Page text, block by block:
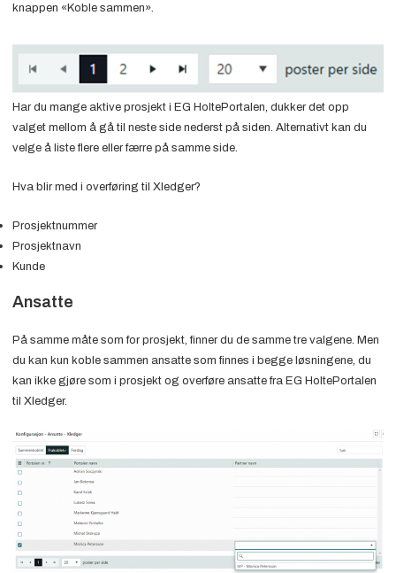
knappen «Koble sammen».
Har du mange aktive prosjekt i EG HoltePortalen, dukker det opp
valget mellom å gå til neste side nederst på siden. Alternativt kan du
velge å liste flere eller færre på samme side.
Hva blir med i overføring til Xledger?
Prosjektnummer
Prosjektnavn
Kunde
Ansatte
På samme måte som for prosjekt, finner du de samme tre valgene. Men
du kan kun koble sammen ansatte som finnes i begge løsningene, du
kan ikke gjøre som i prosjekt og overføre ansatte fra EG HoltePortalen
til Xledger.